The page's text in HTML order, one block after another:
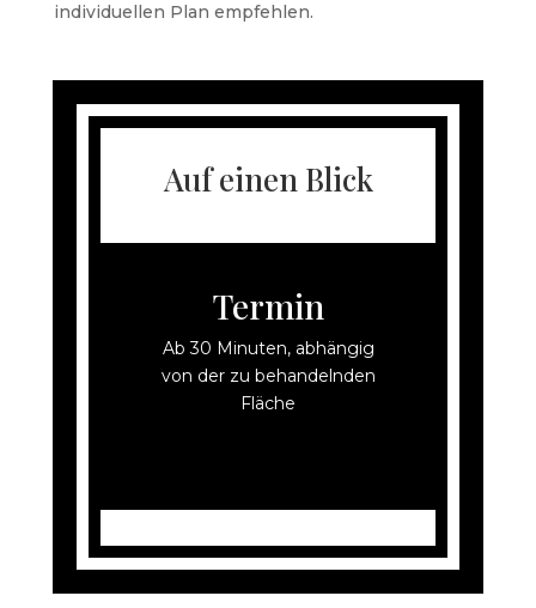
individuellen Plan empfehlen.
Auf einen Blick
Termin
Ab 30 Minuten, abhängig
von der zu behandelnden
Fläche